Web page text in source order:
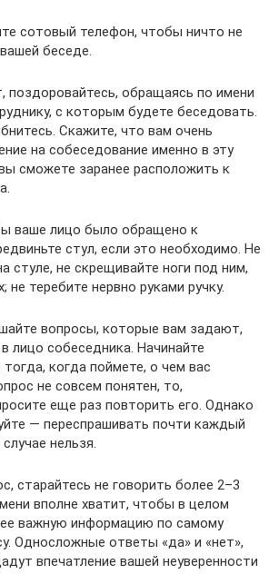
сотовый телефон, чтобы ничто не
беседе.
поздоровайтесь, обращаясь по имени
с которым будете беседовать.
Скажите, что вам очень
на собеседование именно в эту
сможете заранее расположить к
ваше лицо было обращено к
стул, если это необходимо. Не
стуле, не скрещивайте ноги под ним,
не теребите нервно руками ручку.
вопросы, которые вам задают,
лицо собеседника. Начинайте
когда поймете, о чем вас
не совсем понятен, то,
еще раз повторить его. Однако
— переспрашивать почти каждый
нельзя.
старайтесь не говорить более 2–3
вполне хватит, чтобы в целом
важную информацию по самому
Односложные ответы «да» и «нет»,
впечатление вашей неуверенности